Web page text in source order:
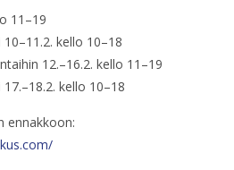
11–19
kello 10–18​
12.–16.2. kello 11–19​
kello 10–18
ennakkoon: